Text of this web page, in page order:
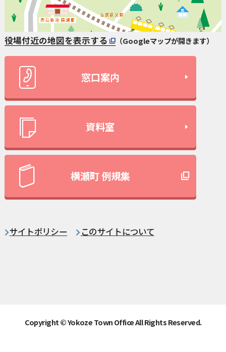
役場付近の地図を表示する （Googleマップが開きます）
窓口案内
資料室
横瀬町 例規集
サイトポリシー このサイトについて
Copyright © Yokoze Town Office All Rights Reserved.